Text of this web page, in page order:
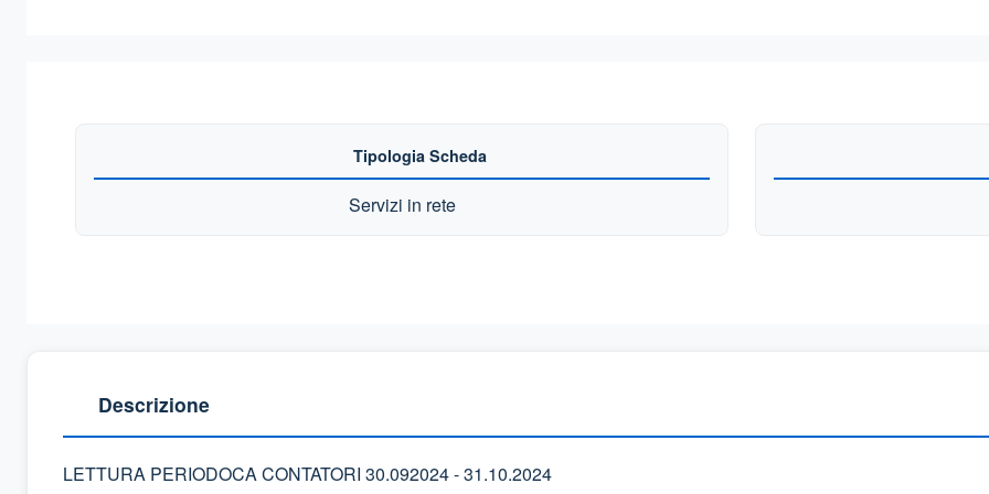
Tipologia Scheda
Servizi in rete
Descrizione
LETTURA PERIODOCA CONTATORI 30.092024 - 31.10.2024